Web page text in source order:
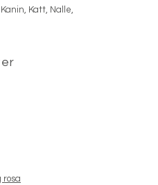
Katt, Nalle,
rosa